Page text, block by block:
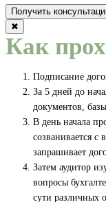
✖
Как
Подписание
За 5 дней до
документов,
В день начала
созванивается с
запрашивает
Затем аудитор
вопросы
сути различных